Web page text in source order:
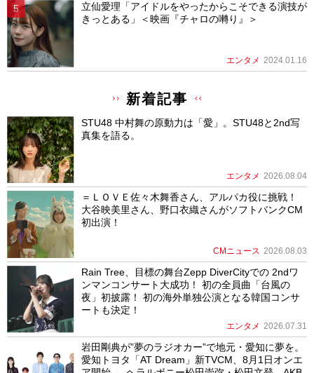
立仙愛理「アイドルをやったからこそできる演技が
きっとある」＜映画『チャロの囀り』＞
エンタメ 2024.01.16
新着記事
STU48 中村舞の原動力は「愛」。STU48と2nd写
真集を語る。
エンタメ 2026.08.04
＝ＬＯＶＥ佐々木舞香さん、アルパカ役に挑戦！
大谷映美里さん、野口衣織さんがソフトバンクCM
初出演！
CMニュース 2026.08.03
Rain Tree、目標の舞台Zepp DiverCityでの 2ndワ
ンマンコンサート大成功！ 初の全員曲「台風の
夜」初披露！ 初の海外単独公演となる韓国コンサ
ートも決定！
エンタメ 2026.07.31
岩田剛典が”夢のラジオカー”で地元・愛知に夢を。
愛知トヨタ「AT Dream」新TVCM、8月1日オンエ